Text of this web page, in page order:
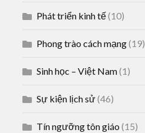
Phát triển kinh tế(10)
Phong trào cách mạng(19)
Sinh học – Việt Nam(1)
Sự kiện lịch sử(46)
Tín ngưỡng tôn giáo (15)